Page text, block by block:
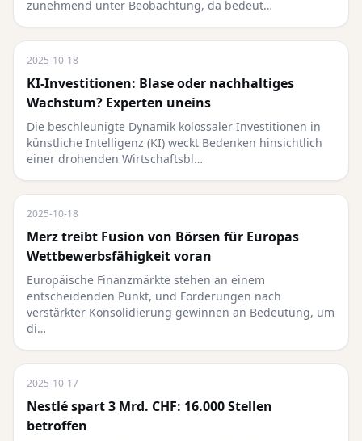
zunehmend unter Beobachtung, da bedeut…
2025-10-18
KI-Investitionen: Blase oder nachhaltiges
Wachstum? Experten uneins
Die beschleunigte Dynamik kolossaler Investitionen in
künstliche Intelligenz (KI) weckt Bedenken hinsichtlich
einer drohenden Wirtschaftsbl…
2025-10-18
Merz treibt Fusion von Börsen für Europas
Wettbewerbsfähigkeit voran
Europäische Finanzmärkte stehen an einem
entscheidenden Punkt, und Forderungen nach
verstärkter Konsolidierung gewinnen an Bedeutung, um
di…
2025-10-17
Nestlé spart 3 Mrd. CHF: 16.000 Stellen
betroffen